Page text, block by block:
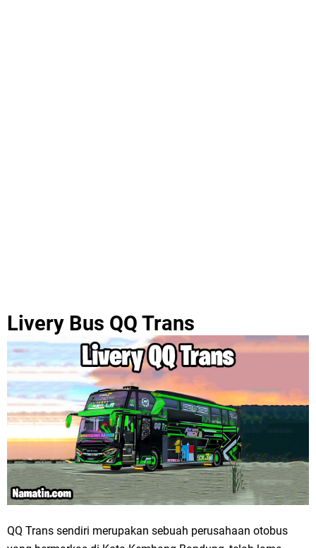
Livery Bus QQ Trans
QQ Trans sendiri merupakan sebuah perusahaan otobus